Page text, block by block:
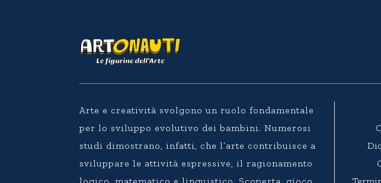
Arte e creatività svolgono un ruolo fondamentale
per lo sviluppo evolutivo dei bambini. Numerosi
studi dimostrano, infatti, che l’arte contribuisce a
sviluppare le attività espressive, il ragionamento
logico, matematico e linguistico. Scoperta, gioco,